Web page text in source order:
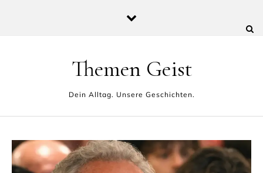
Themen Geist
Dein Alltag. Unsere Geschichten.